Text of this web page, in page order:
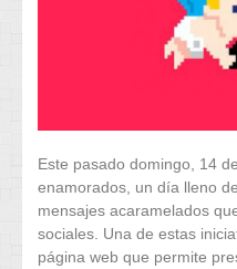
Este pasado domingo, 14
enamorados, un día lleno
mensajes acaramelados
sociales. Una de estas
página web que permite